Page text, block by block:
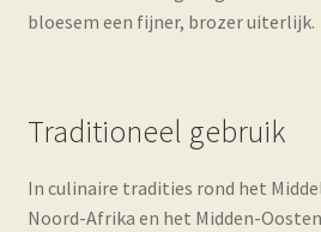
bloesem een fijner, brozer uiterlijk.
Traditioneel gebruik
In culinaire tradities rond het
Noord-Afrika en het Midden-